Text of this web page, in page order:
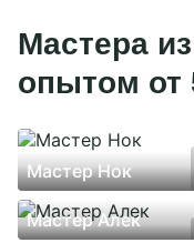
Мастера
опытом от
Мастер Нок
Мастер Алек